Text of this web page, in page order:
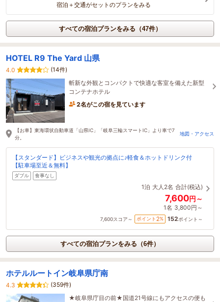
宿泊＋交通がセットのプランをみる
すべての宿泊プランをみる（47件）
HOTEL R9 The Yard 山県
4.0
(14件)
斬新な外観とコンパクトで快適な客室を備えた新型
コンテナホテル
2名がこの宿を見ています
【お車】東海環状自動車道「山県IC」「岐阜三輪スマートIC」より車で7
分。
地図・アクセス
【スタンダード】ビジネスや観光の拠点に♪軽食＆ホットドリンク付
【駐車場至近＆無料】
ダブル 食事なし
1泊 大人2名 合計(税込)
7,600円～
1名 3,800円～
7,600スコア～ ポイント 2% 152ポイント～
すべての宿泊プランをみる（6件）
ホテルルートイン岐阜県庁南
4.3
(359件)
★岐阜県庁目の前★国道21号線にもアクセスの便も